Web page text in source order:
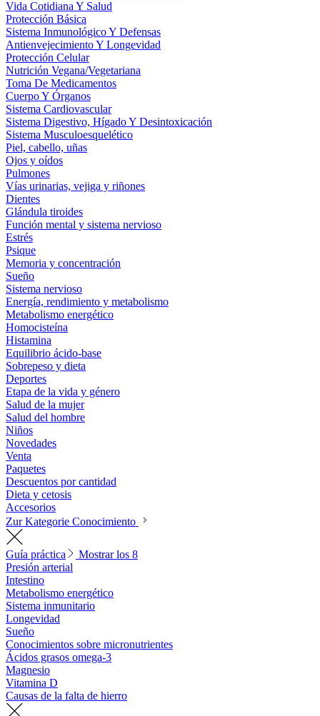
Vida Cotidiana Y Salud
Protección Básica
Sistema Inmunológico Y Defensas
Antienvejecimiento Y Longevidad
Protección Celular
Nutrición Vegana/Vegetariana
Toma De Medicamentos
Cuerpo Y Órganos
Sistema Cardiovascular
Sistema Digestivo, Hígado Y Desintoxicación
Sistema Musculoesquelético
Piel, cabello, uñas
Ojos y oídos
Pulmones
Vías urinarias, vejiga y riñones
Dientes
Glándula tiroides
Función mental y sistema nervioso
Estrés
Psique
Memoria y concentración
Sueño
Sistema nervioso
Energía, rendimiento y metabolismo
Metabolismo energético
Homocisteína
Histamina
Equilibrio ácido-base
Sobrepeso y dieta
Deportes
Etapa de la vida y género
Salud de la mujer
Salud del hombre
Niños
Novedades
Venta
Paquetes
Descuentos por cantidad
Dieta y cetosis
Accesorios
Zur Kategorie Conocimiento
Guía práctica
Mostrar los 8
Presión arterial
Intestino
Metabolismo energético
Sistema inmunitario
Longevidad
Sueño
Conocimientos sobre micronutrientes
Ácidos grasos omega-3
Magnesio
Vitamina D
Causas de la falta de hierro